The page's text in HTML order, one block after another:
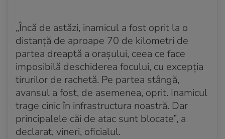
„Încă de astăzi, inamicul a fost oprit la o
distanță de aproape 70 de kilometri de
partea dreaptă a orașului, ceea ce face
imposibilă deschiderea focului, cu excepția
tirurilor de rachetă. Pe partea stângă,
avansul a fost, de asemenea, oprit. Inamicul
trage cinic în infrastructura noastră. Dar
principalele căi de atac sunt blocate”, a
declarat, vineri, oficialul.